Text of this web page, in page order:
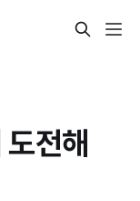
전해